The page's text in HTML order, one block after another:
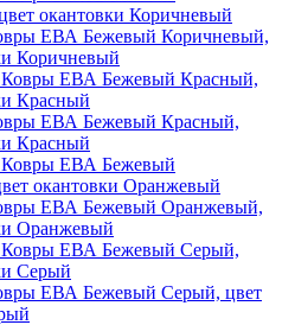
ЕВА Бежевый Коричневый,
Коричневый
ЕВА Бежевый Красный,
Красный
ЕВА Бежевый Оранжевый,
Оранжевый
ЕВА Бежевый Серый, цвет